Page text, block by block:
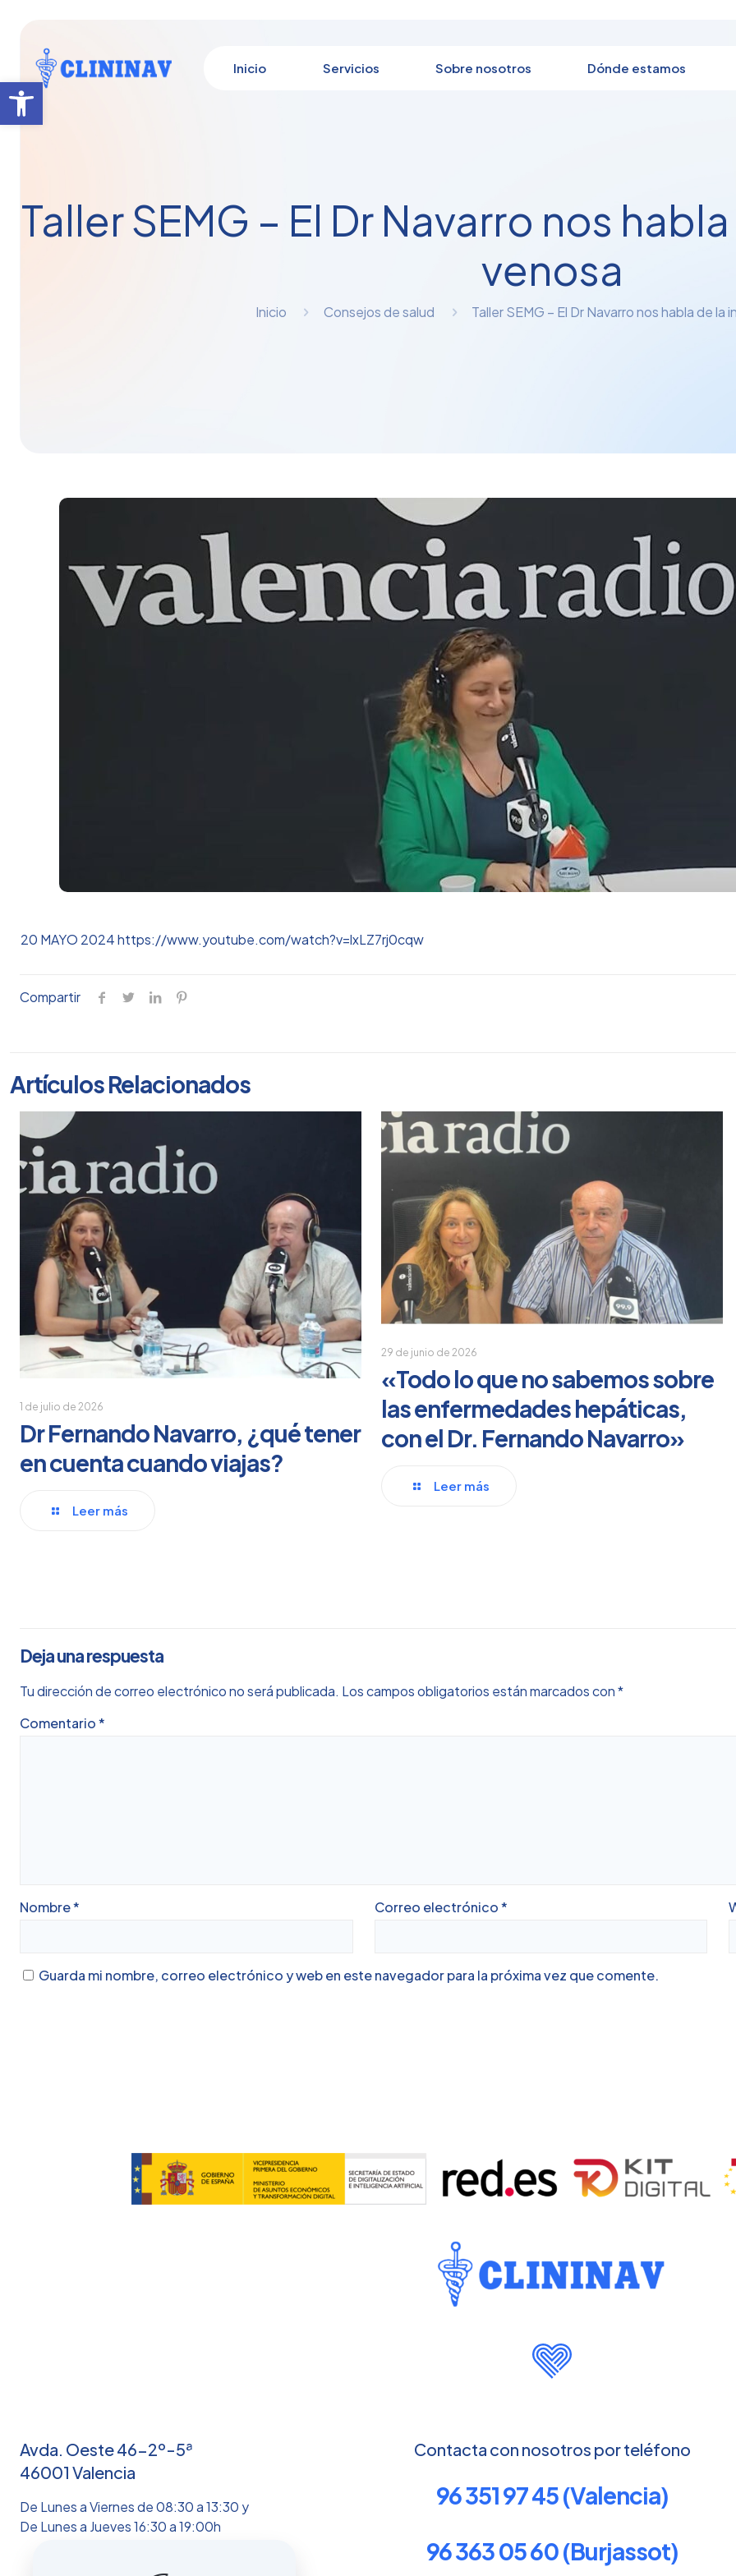
Abrir barra de herramientas
Inicio Servicios Sobre nosotros Dónde estamos
Taller SEMG – El Dr Navarro nos
venosa
Inicio Consejos de salud Taller SEMG – El Dr Navarro nos habla de la
20 MAYO 2024https://www.youtube.com/watch?v=lxLZ7rj0cqw
Compartir
Artículos Relacionados
1 de julio de 2026
Dr Fernando Navarro, ¿qué tener
en cuenta cuando viajas?
Leer más
29 de junio de 2026
«Todo lo que no sabemos sobre
las enfermedades hepáticas,
con el Dr. Fernando Navarro»
Leer más
Deja una respuesta
Tu dirección de correo electrónico no será publicada. Los campos obligatorios están marcados con*
Comentario*
Nombre* Correo electrónico*
Guarda mi nombre, correo electrónico y web en este navegador para la próxima vez que comente.
Avda. Oeste 46-2º-5ª
46001 Valencia
De Lunes a Viernes de 08:30 a 13:30 y
De Lunes a Jueves 16:30 a 19:00h
Contacta con nosotros por teléfono
96 351 97 45 (Valencia)
96 363 05 60 (Burjassot)